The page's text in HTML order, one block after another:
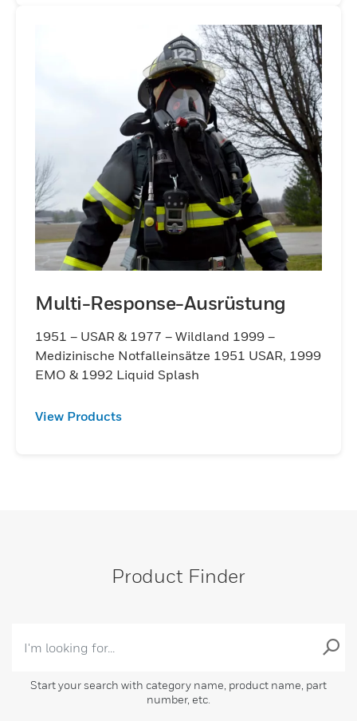
Multi-Response-Ausrüstung
1951 – USAR & 1977 – Wildland 1999 –
Medizinische Notfalleinsätze 1951 USAR, 1999
EMO & 1992 Liquid Splash
View Products
Product Finder
Start your search with category name, product name, part
number, etc.